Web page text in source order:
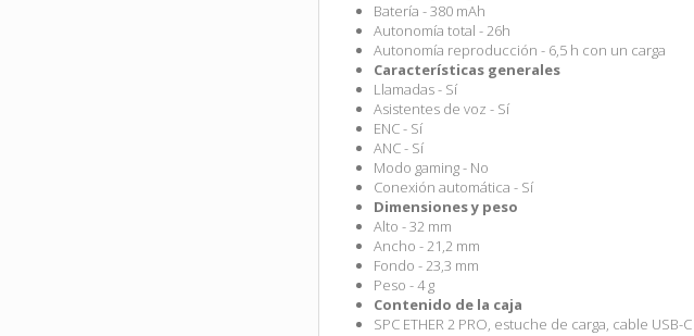
Batería - 380 mAh
Autonomía total - 26h
Autonomía reproducción - 6,5 h con un carga
Características generales
Llamadas - Sí
Asistentes de voz - Sí
ENC - Sí
ANC - Sí
Modo gaming - No
Conexión automática - Sí
Dimensiones y peso
Alto - 32 mm
Ancho - 21,2 mm
Fondo - 23,3 mm
Peso - 4 g
Contenido de la caja
SPC ETHER 2 PRO, estuche de carga, cable USB-